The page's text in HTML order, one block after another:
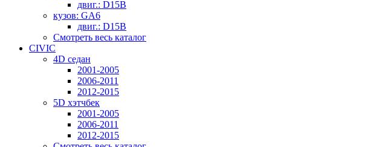
двиг.: D15B
кузов: GA6
двиг.: D15B
Смотреть весь каталог
CIVIC
4D седан
2001-2005
2006-2011
2012-2015
5D хэтчбек
2001-2005
2006-2011
2012-2015